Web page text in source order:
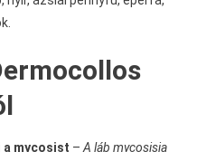
a mycosist – A láb mycosisja